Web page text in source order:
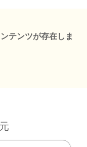
テンツが存在しま